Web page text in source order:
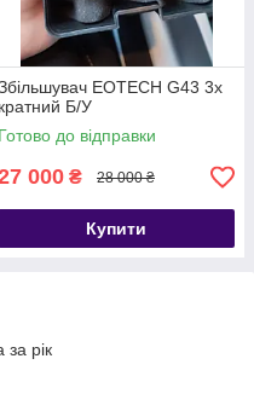
EOTECH G43 3x
кратний Б/У
Готово до відправки
000 ₴ 28 000 ₴
Купити
за рік